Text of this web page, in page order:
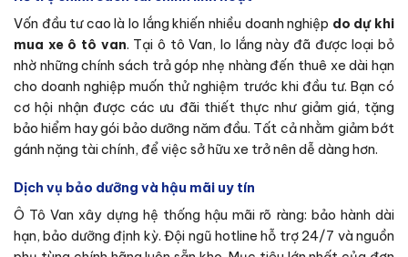
Vốn đầu tư cao là lo lắng khiến nhiều doanh nghiệp do dự khi
mua xe ô tô van. Tại ô tô Van, lo lắng này đã được loại bỏ
nhờ những chính sách trả góp nhẹ nhàng đến thuê xe dài hạn
cho doanh nghiệp muốn thử nghiệm trước khi đầu tư. Bạn có
cơ hội nhận được các ưu đãi thiết thực như giảm giá, tặng
bảo hiểm hay gói bảo dưỡng năm đầu. Tất cả nhằm giảm bớt
gánh nặng tài chính, để việc sở hữu xe trở nên dễ dàng hơn.
Dịch vụ bảo dưỡng và hậu mãi uy tín
Ô Tô Van xây dựng hệ thống hậu mãi rõ ràng: bảo hành dài
hạn, bảo dưỡng định kỳ. Đội ngũ hotline hỗ trợ 24/7 và nguồn